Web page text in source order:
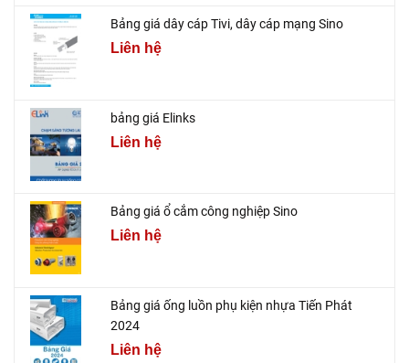
Bảng giá dây cáp Tivi, dây cáp mạng Sino
Liên hệ
bảng giá Elinks
Liên hệ
Bảng giá ổ cắm công nghiệp Sino
Liên hệ
Bảng giá ống luồn phụ kiện nhựa Tiến Phát
2024
Liên hệ